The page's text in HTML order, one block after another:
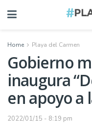
Home Playa del Carmen
Gobierno
inaugura
en apoyo a
2022/01/15 - 8:19 pm